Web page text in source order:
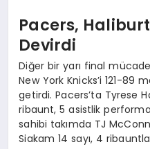
Pacers,
Devirdi
Diğer bir yarı final
New York Knicks’i 121-89
getirdi. Pacers’ta Tyrese
ribaunt, 5 asistlik
sahibi takımda TJ
Siakam 14 sayı, 4